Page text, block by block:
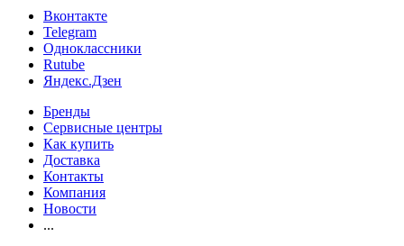
Вконтакте
Telegram
Одноклассники
Rutube
Яндекс.Дзен
Бренды
Сервисные центры
Как купить
Доставка
Контакты
Компания
Новости
...